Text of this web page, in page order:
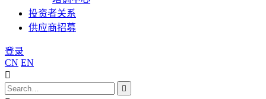
投资者关系
供应商招募
登录
CN EN